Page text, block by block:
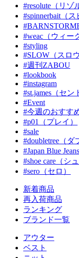
#resolute（リゾ
#spinnerbait（ス
#weac（ウィー
#styling
#SLOW（スロウ
#週刊ZABOU
#lookbook
#instagram
#st.james（セン
#Event
#今週のおすす
#p01（プレイ）
#sale
#doubletree（ダ
#Japan Blue
#shoe care（シ
#sero（セロ）
新着商品
再入荷商品
ランキング
ブランド一覧
アウター
ベスト